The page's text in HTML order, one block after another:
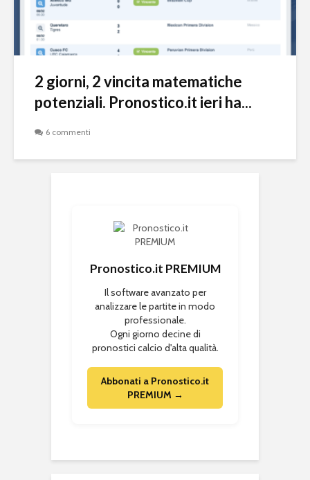
2 giorni, 2 vincita matematiche
potenziali. Pronostico.it ieri ha...
6 commenti
Pronostico.it PREMIUM
Il software avanzato per
analizzare le partite in modo
professionale.
Ogni giorno decine di
pronostici calcio d'alta qualità.
Abbonati a Pronostico.it
PREMIUM →